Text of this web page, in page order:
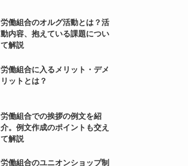
労働組合のオルグ活動とは？活
動内容、抱えている課題につい
て解説
労働組合に入るメリット・デメ
リットとは？
労働組合での挨拶の例文を紹
介。例文作成のポイントも交え
て解説
労働組合のユニオンショップ制